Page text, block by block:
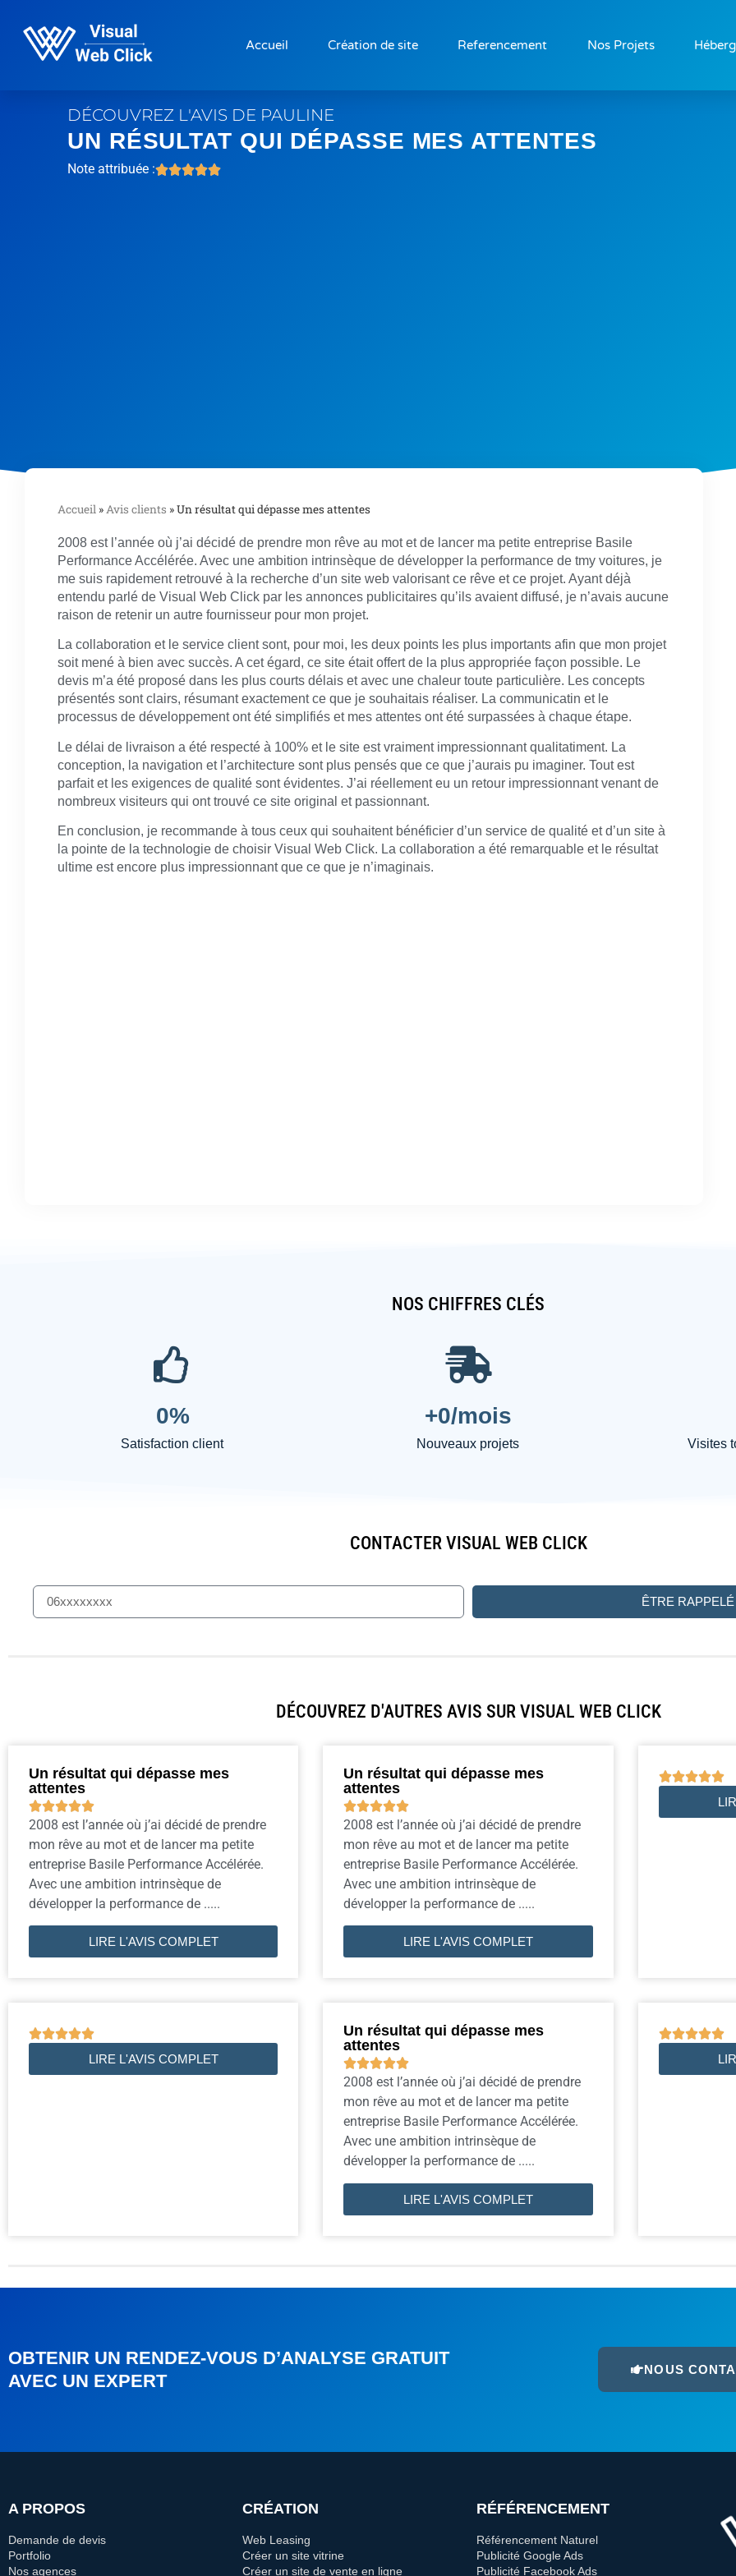
Accueil Création de site Referencement Nos Projets
DÉCOUVREZ L'AVIS DE PAULINE
UN RÉSULTAT QUI DÉPASSE MES ATTENTES
Note attribuée :
Accueil »Avis clients »Un résultat qui dépasse mes attentes
2008 est l’année où j’ai décidé de prendre mon rêve au mot et de lancer ma petite entreprise Basile
Performance Accélérée. Avec une ambition intrinsèque de développer la performance de tmy voitures, je
me suis rapidement retrouvé à la recherche d’un site web valorisant ce rêve et ce projet. Ayant déjà
entendu parlé de Visual Web Click par les annonces publicitaires qu’ils avaient diffusé, je n’avais aucune
raison de retenir un autre fournisseur pour mon projet.
La collaboration et le service client sont, pour moi, les deux points les plus importants afin que mon projet
soit mené à bien avec succès. A cet égard, ce site était offert de la plus appropriée façon possible. Le
devis m’a été proposé dans les plus courts délais et avec une chaleur toute particulière. Les concepts
présentés sont clairs, résumant exactement ce que je souhaitais réaliser. La communicatin et le
processus de développement ont été simplifiés et mes attentes ont été surpassées à chaque étape.
Le délai de livraison a été respecté à 100% et le site est vraiment impressionnant qualitatiment. La
conception, la navigation et l’architecture sont plus pensés que ce que j’aurais pu imaginer. Tout est
parfait et les exigences de qualité sont évidentes. J’ai réellement eu un retour impressionnant venant de
nombreux visiteurs qui ont trouvé ce site original et passionnant.
En conclusion, je recommande à tous ceux qui souhaitent bénéficier d’un service de qualité et d’un site à
la pointe de la technologie de choisir Visual Web Click. La collaboration a été remarquable et le résultat
ultime est encore plus impressionnant que ce que je n’imaginais.
NOS CHIFFRES CLÉS
Satisfaction client
0%
Nouveaux projets
+0/mois
Visites
CONTACTER VISUAL WEB CLICK
ÊTRE RAPPELÉ
DÉCOUVREZ D'AUTRES AVIS SUR VISUAL WEB CLICK
Un résultat qui dépasse mes
attentes

2008 est l’année où j’ai décidé de prendre
mon rêve au mot et de lancer ma petite
entreprise Basile Performance Accélérée.
Avec une ambition intrinsèque de
développer la performance de .....
LIRE L'AVIS COMPLET
Un résultat qui dépasse mes
attentes

2008 est l’année où j’ai décidé de prendre
mon rêve au mot et de lancer ma petite
entreprise Basile Performance Accélérée.
Avec une ambition intrinsèque de
développer la performance de .....
LIRE L'AVIS COMPLET


LIRE L'AVIS COMPLET
Un résultat qui dépasse mes
attentes

2008 est l’année où j’ai décidé de prendre
mon rêve au mot et de lancer ma petite
entreprise Basile Performance Accélérée.
Avec une ambition intrinsèque de
développer la performance de .....
LIRE L'AVIS COMPLET

OBTENIR UN RENDEZ-VOUS D’ANALYSE GRATUIT
AVEC UN EXPERT
NOUS
A PROPOS
Demande de devis
Portfolio
Nos agences
CRÉATION
Web Leasing
Créer un site vitrine
Créer un site de vente en ligne
RÉFÉRENCEMENT
Référencement Naturel
Publicité Google Ads
Publicité Facebook Ads